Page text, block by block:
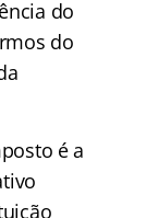
do
do
é a